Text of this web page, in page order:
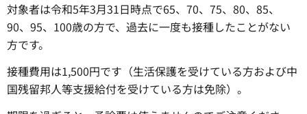
対象者は令和5年3月31日時点で65、70、75、80、85、
90、95、100歳の方で、過去に一度も接種したことがない
方です。
接種費用は1,500円です（生活保護を受けている方および中
国残留邦人等支援給付を受けている方は免除）。